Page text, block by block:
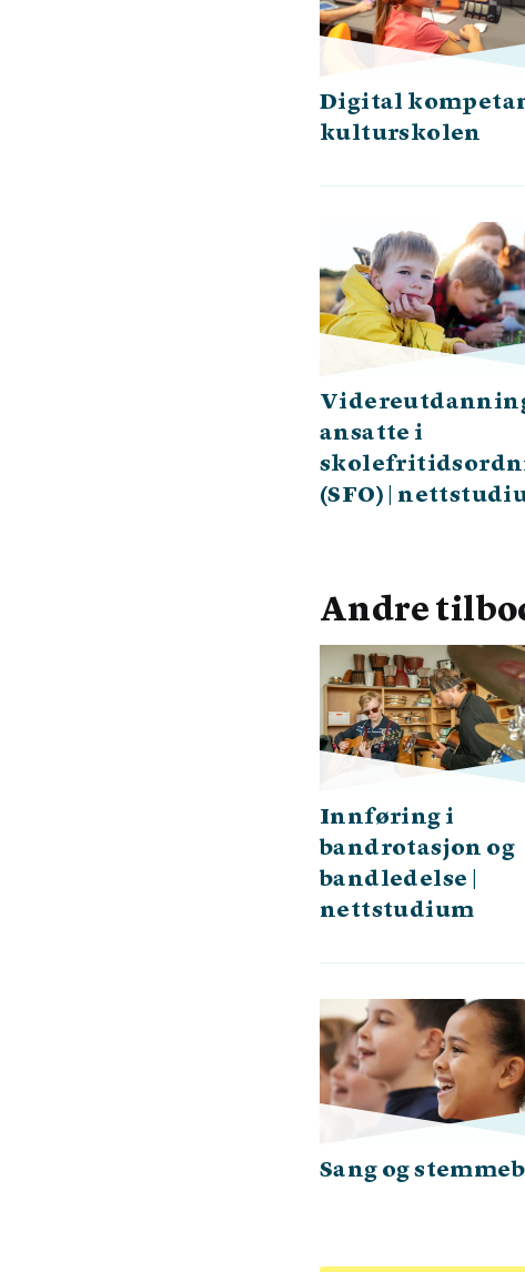
Digital
kulturskolen
ansatte i
(SFO) |
Andre
Innføring i
bandrotasjon og
bandledelse |
nettstudium
Sang og